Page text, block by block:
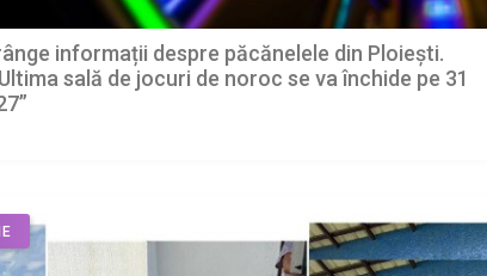
informații despre păcănelele din Ploiești.
sală de jocuri de noroc se va închide pe 31